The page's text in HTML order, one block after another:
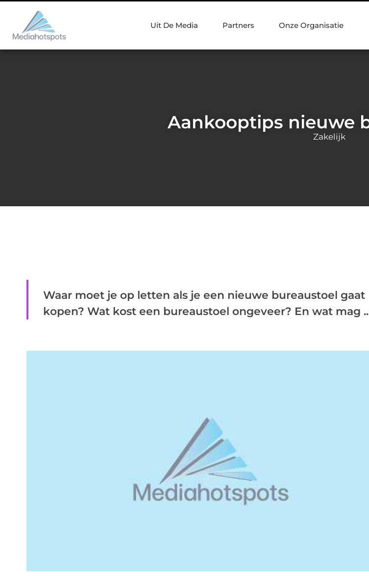
Uit De Media Partners Onze Organisatie
Aankooptips nieuwe
Zakelijk
Waar moet je op letten als je een nieuwe bureaustoel gaat
kopen? Wat kost een bureaustoel ongeveer? En wat mag